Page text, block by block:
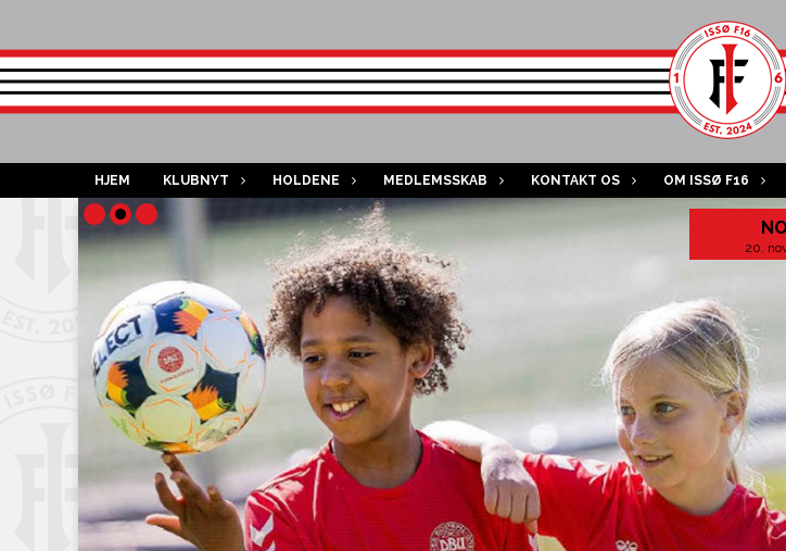
HJEM KLUBNYT HOLDENE MEDLEMSSKAB KONTAKT OS OM ISSØ F16
20.